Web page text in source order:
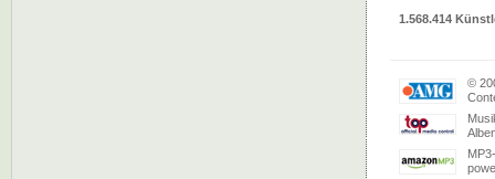
1.568.414
©